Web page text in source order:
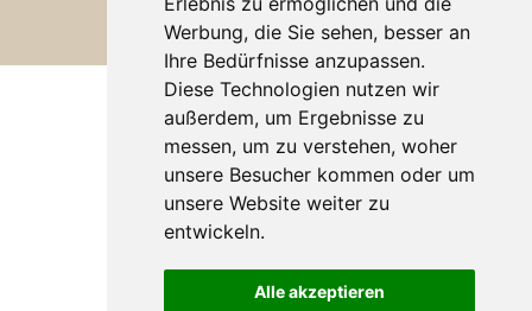
Werbung, die Sie sehen, besser an
Ihre Bedürfnisse anzupassen.
Diese Technologien nutzen wir
außerdem, um Ergebnisse zu
messen, um zu verstehen, woher
unsere Besucher kommen oder um
unsere Website weiter zu
entwickeln.
Alle akzeptieren
Einstellungen